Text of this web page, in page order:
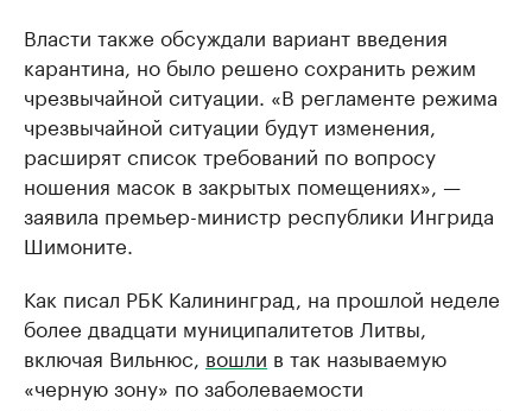
Власти также обсуждали вариант введения
карантина, но было решено сохранить режим
чрезвычайной ситуации. «В регламенте режима
чрезвычайной ситуации будут изменения,
расширят список требований по вопросу
ношения масок в закрытых помещениях», —
заявила премьер-министр республики Ингрида
Шимоните.
Как писал РБК Калининград, на прошлой неделе
более двадцати муниципалитетов Литвы,
включая Вильнюс, вошли в так называемую
«черную зону» по заболеваемости